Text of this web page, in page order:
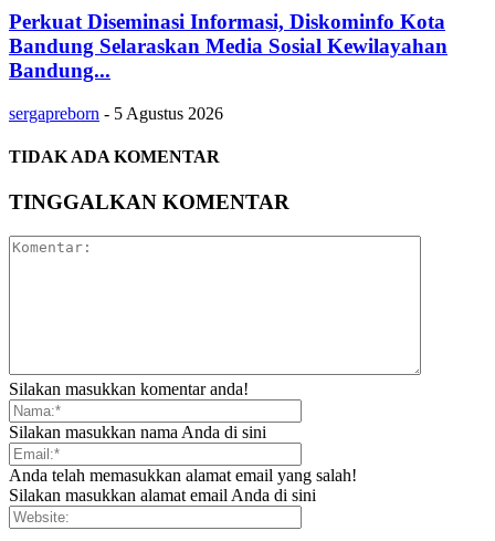
Perkuat Diseminasi Informasi, Diskominfo Kota
Bandung Selaraskan Media Sosial Kewilayahan
Bandung...
sergapreborn - 5 Agustus 2026
TIDAK ADA KOMENTAR
TINGGALKAN KOMENTAR
Silakan masukkan komentar anda!
Silakan masukkan nama Anda di sini
Anda telah memasukkan alamat email yang salah!
Silakan masukkan alamat email Anda di sini